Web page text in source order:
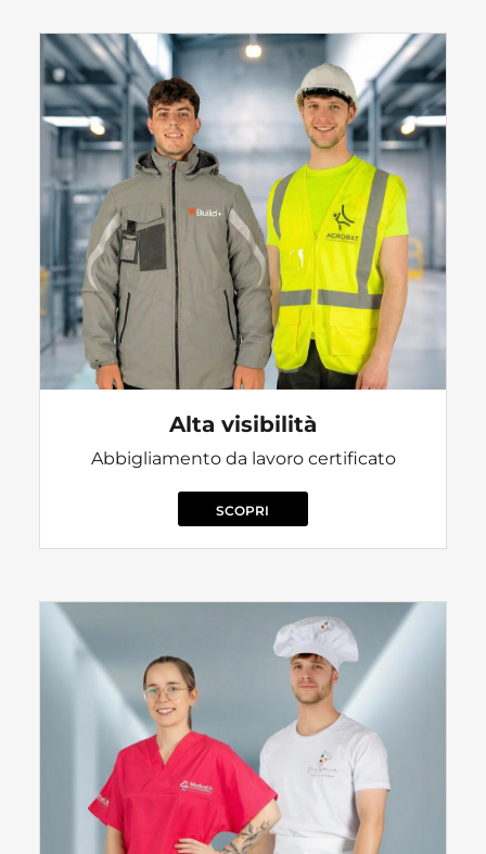
Alta visibilità
Abbigliamento da lavoro certificato
SCOPRI